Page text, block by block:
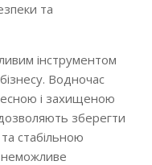
та
інструментом
Водночас
і захищеною
дозволяють зберегти
стабільною
неможливе